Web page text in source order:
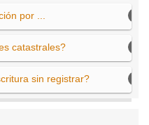
por ...
catastrales?
sin registrar?